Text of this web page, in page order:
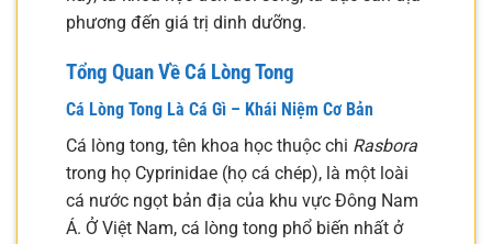
phương đến giá trị dinh dưỡng.
Tổng Quan Về Cá Lòng Tong
Cá Lòng Tong Là Cá Gì – Khái Niệm Cơ Bản
Cá lòng tong, tên khoa học thuộc chi Rasbora
trong họ Cyprinidae (họ cá chép), là một loài
cá nước ngọt bản địa của khu vực Đông Nam
Á. Ở Việt Nam, cá lòng tong phổ biến nhất ở